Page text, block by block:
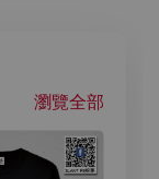
瀏覽全部